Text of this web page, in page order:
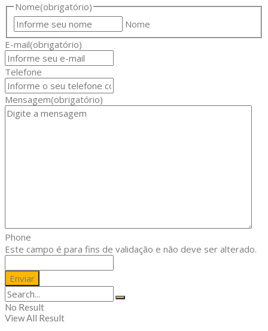
Nome(obrigatório)
Nome
E-mail(obrigatório)
Telefone
Mensagem(obrigatório)
Phone
Este campo é para fins de validação e não deve ser alterado.
No Result
View All Result